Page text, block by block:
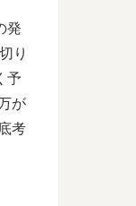
発
り
予
が
考